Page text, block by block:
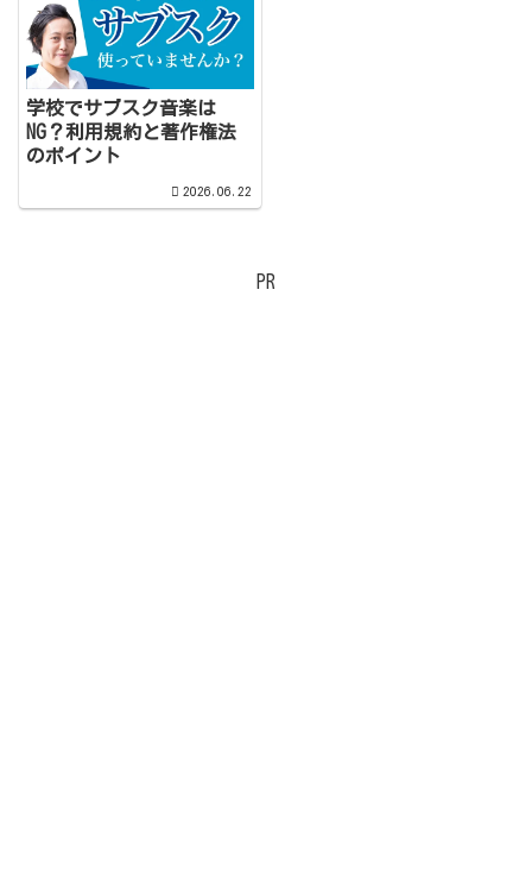
学校でサブスク音楽は
NG？利用規約と著作権法
のポイント
2026.06.22
PR